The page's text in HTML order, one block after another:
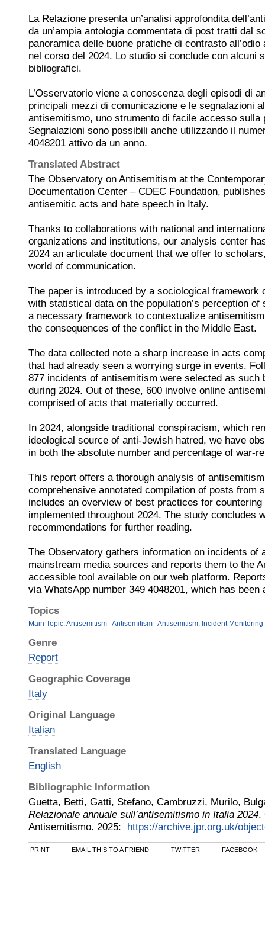
La Relazione presenta un’analisi approfondita
da un’ampia antologia commentata di post tratti dal
panoramica delle buone pratiche di contrasto
nel corso del 2024. Lo studio si conclude con alcuni
bibliografici.
L’Osservatorio viene a conoscenza degli episodi di
principali mezzi di comunicazione e le segnalazioni
antisemitismo, uno strumento di facile accesso sulla
Segnalazioni sono possibili anche utilizzando il
4048201 attivo da un anno.
Translated Abstract
The Observatory on Antisemitism at the
Documentation Center – CDEC Foundation,
antisemitic acts and hate speech in Italy.
Thanks to collaborations with national and
organizations and institutions, our analysis center
2024 an articulate document that we offer to
world of communication.
The paper is introduced by a sociological framework
with statistical data on the population’s perception
a necessary framework to contextualize
the consequences of the conflict in the Middle East.
The data collected note a sharp increase in acts
that had already seen a worrying surge in events.
877 incidents of antisemitism were selected as such
during 2024. Out of these, 600 involve online
comprised of acts that materially occurred.
In 2024, alongside traditional conspiracism, which
ideological source of anti-Jewish hatred, we have
in both the absolute number and percentage of war-
This report offers a thorough analysis of
comprehensive annotated compilation of posts from
includes an overview of best practices for
implemented throughout 2024. The study concludes
recommendations for further reading.
The Observatory gathers information on incidents of
mainstream media sources and reports them to the
accessible tool available on our web platform.
via WhatsApp number 349 4048201, which has
Topics
Main Topic: Antisemitism Antisemitism Antisemitism: Incident Monitoring
Genre
Report
Geographic Coverage
Italy
Original Language
Italian
Translated Language
English
Bibliographic Information
Guetta, Betti, Gatti, Stefano, Cambruzzi, Murilo,
Relazionale annuale sull’antisemitismo in Italia 2024.
Antisemitismo. 2025: https://archive.jpr.org.uk/
PRINT EMAIL THIS TO A FRIEND TWITTER FACEBOOK